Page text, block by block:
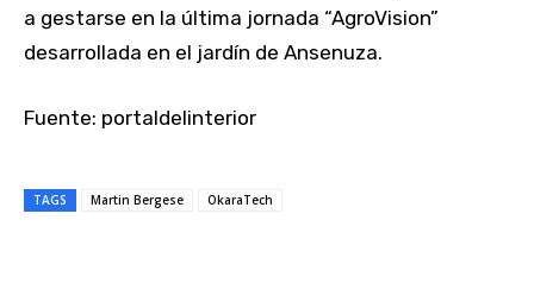
a gestarse en la última jornada “AgroVision”
desarrollada en el jardín de Ansenuza.
Fuente: portaldelinterior
TAGS Martin Bergese OkaraTech